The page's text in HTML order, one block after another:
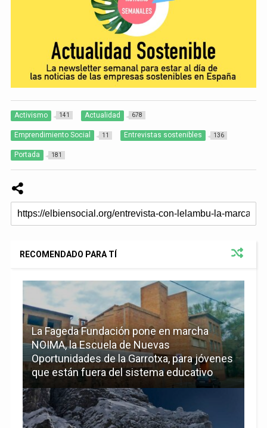
Activismo 141 Actualidad 678
Emprendimiento Social 11 Entrevistas sostenibles 136
Portada 181
RECOMENDADO PARA TÍ
La Fageda Fundación pone en marcha
NOIMA, la Escuela de Nuevas
Oportunidades de la Garrotxa, para jóvenes
que están fuera del sistema educativo